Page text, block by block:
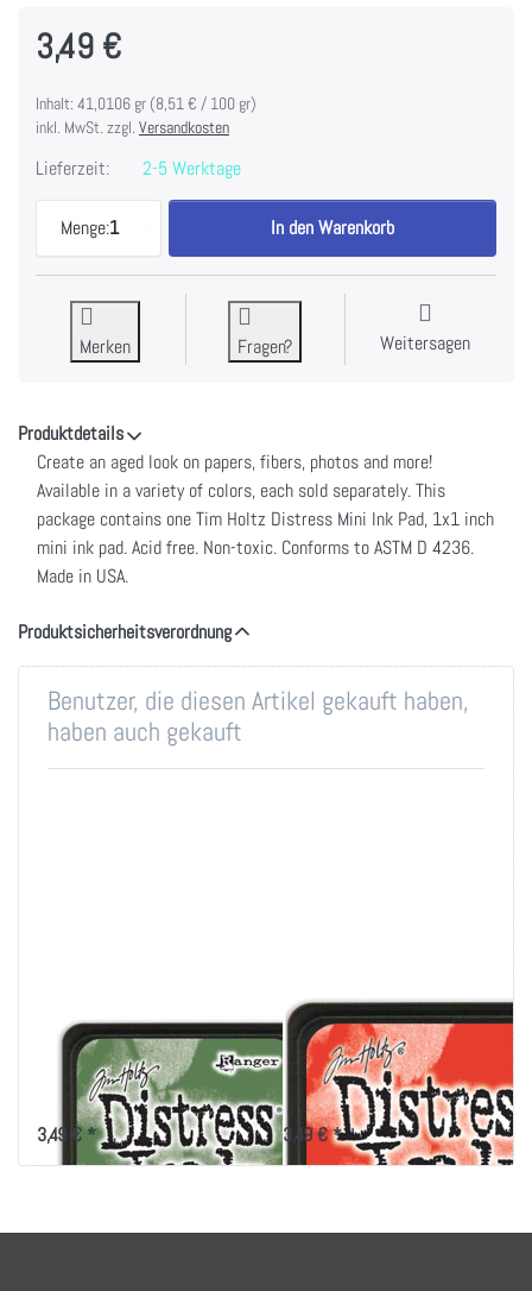
3,49 €
Inhalt: 41,0106 gr (8,51 € / 100 gr)
inkl. MwSt. zzgl. Versandkosten
Lieferzeit: 2-5 Werktage
Menge:1
Tim Holtz Distress Mini Ink Pad-Forest Moss zu
In den Warenkorb
Merken Fragen? Weitersagen
Produktdetails
Create an aged look on papers, fibers, photos and more!
Available in a variety of colors, each sold separately. This
package contains one Tim Holtz Distress Mini Ink Pad, 1x1 inch
mini ink pad. Acid free. Non-toxic. Conforms to ASTM D 4236.
Made in USA.
Produktsicherheitsverordnung
Benutzer, die diesen Artikel gekauft haben,
haben auch gekauft
Tim Holtz Distress
Mini Ink Pad-Rustic
Wilderness
3,49 € *
Tim Holtz Distress
Mini Ink Pad-Barn
Door
3,49 € *